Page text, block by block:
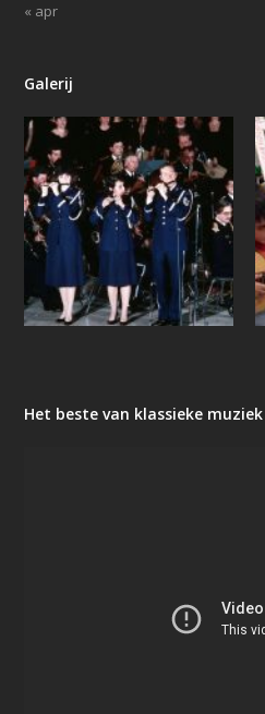
« apr
Galerij
Het beste van klassieke muziek